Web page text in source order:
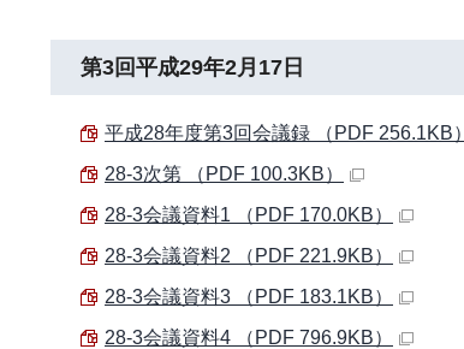
第3回平成29年2月17日
平成28年度第3回会議録 （PDF 256.1KB）
28-3次第 （PDF 100.3KB）
28-3会議資料1 （PDF 170.0KB）
28-3会議資料2 （PDF 221.9KB）
28-3会議資料3 （PDF 183.1KB）
28-3会議資料4 （PDF 796.9KB）